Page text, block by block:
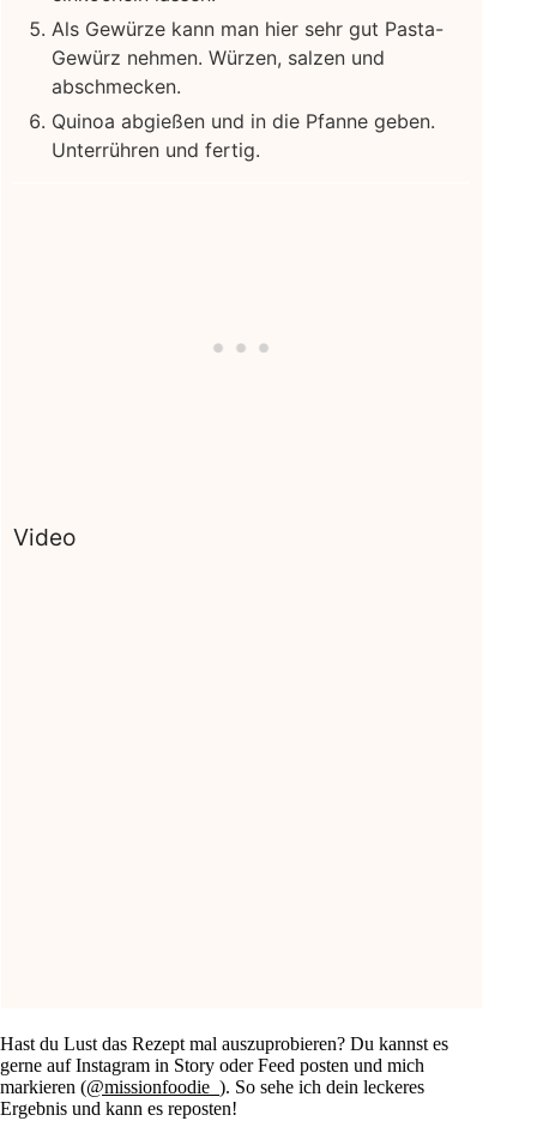
Als Gewürze kann man hier sehr gut Pasta-
Gewürz nehmen. Würzen, salzen und
abschmecken.
Quinoa abgießen und in die Pfanne geben.
Unterrühren und fertig.
Video
Hast du Lust das Rezept mal auszuprobieren? Du kannst es
gerne auf Instagram in Story oder Feed posten und mich
markieren (@missionfoodie_ ). So sehe ich dein leckeres
Ergebnis und kann es reposten!